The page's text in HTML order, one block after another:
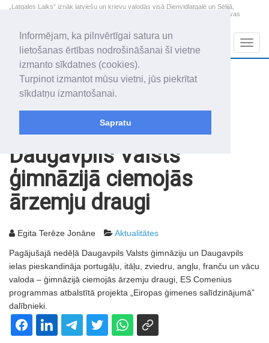
Informējam, ka pilnvērtīgai satura un
lietošanas ērtības nodrošināšanai šī vietne
izmanto sīkdatnes (cookies).
Turpinot izmantot mūsu vietni, jūs piekrītat
sīkdatņu izmantošanai.
Sapratu
„Latgales Laiks” iznāk latviešu un krievu valodās visā Dienvidlatgalē un Sēlijā,
„Latgales Laiks” latviešu valodā aptver Daugavpils valstspilsētu, Augšdaugavas
2026. gada 9. augusts
Svētdiena
Genovefa, Genoveva, Madara
+21.4
Daugavpils Valsts
ģimnāzijā ciemojās
ārzemju draugi
Egita Terēze Jonāne Aktualitātes
Pagājušajā nedēļā Daugavpils Valsts ģimnāziju un Daugavpils
ielas pieskandināja portugāļu, itāļu, zviedru, angļu, franču un vācu
valoda – ģimnāzijā ciemojās ārzemju draugi, ES Comenius
programmas atbalstītā projekta „Eiropas ģimenes salīdzinājumā”
dalībnieki.